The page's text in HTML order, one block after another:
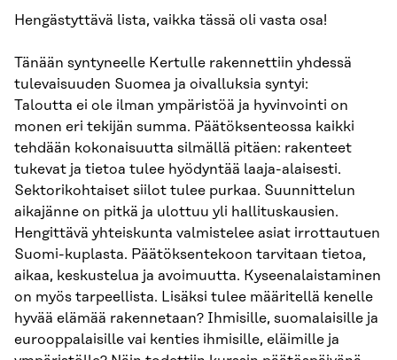
Hengästyttävä lista, vaikka tässä oli vasta osa!
Tänään syntyneelle Kertulle rakennettiin yhdessä
tulevaisuuden Suomea ja oivalluksia syntyi:
Taloutta ei ole ilman ympäristöä ja hyvinvointi on
monen eri tekijän summa. Päätöksenteossa kaikki
tehdään kokonaisuutta silmällä pitäen: rakenteet
tukevat ja tietoa tulee hyödyntää laaja-alaisesti.
Sektorikohtaiset siilot tulee purkaa. Suunnittelun
aikajänne on pitkä ja ulottuu yli hallituskausien.
Hengittävä yhteiskunta valmistelee asiat irrottautuen
Suomi-kuplasta. Päätöksentekoon tarvitaan tietoa,
aikaa, keskustelua ja avoimuutta. Kyseenalaistaminen
on myös tarpeellista. Lisäksi tulee määritellä kenelle
hyvää elämää rakennetaan? Ihmisille, suomalaisille ja
eurooppalaisille vai kenties ihmisille, eläimille ja